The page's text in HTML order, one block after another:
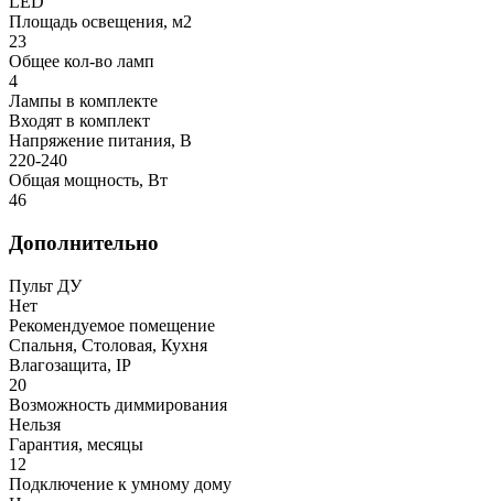
Площадь освещения, м2
23
Общее кол-во ламп
4
Лампы в комплекте
Входят в комплект
Напряжение питания, В
220-240
Общая мощность, Вт
46
Дополнительно
Пульт ДУ
Нет
Рекомендуемое помещение
Спальня, Столовая, Кухня
Влагозащита, IP
20
Возможность диммирования
Нельзя
Гарантия, месяцы
12
Подключение к умному дому